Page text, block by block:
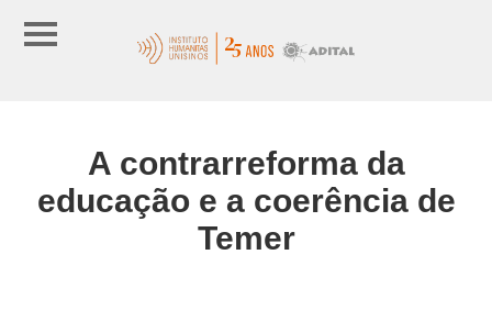
A contrarreforma da
educação e a coerência de
Temer